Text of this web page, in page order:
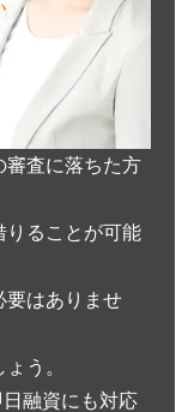
審査に落ちた方
りることが可能
要はありませ
う。
融資にも対応